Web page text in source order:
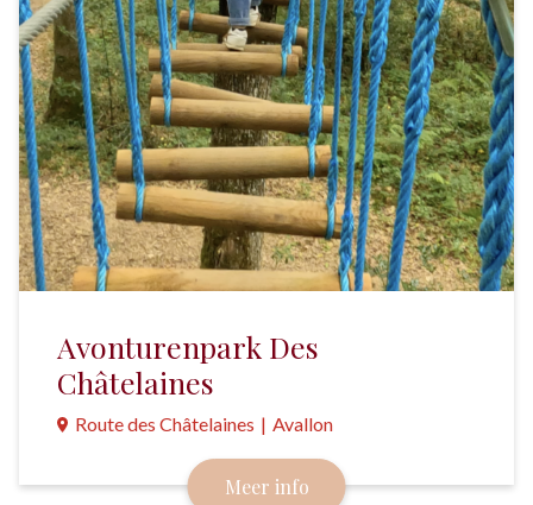
Avonturenpark Des
Châtelaines
Route des Châtelaines | Avallon
Een authentiek klimavontuur, met 7 verschillende
parcoursen, in een bos met eeuwenoude
Meer info